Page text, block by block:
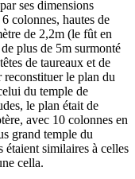
ses dimensions
colonnes, hautes de
de 2,2m (le fût en
plus de 5m surmonté
de taureaux et de
reconstituer le plan du
du temple de
le plan était de
avec 10 colonnes en
grand temple du
similaires à celles
cella.